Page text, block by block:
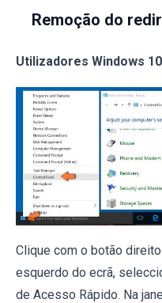
Remoção do
Utilizadores Windows
Clique com o botão
esquerdo do ecrã,
de Acesso Rápido. Na